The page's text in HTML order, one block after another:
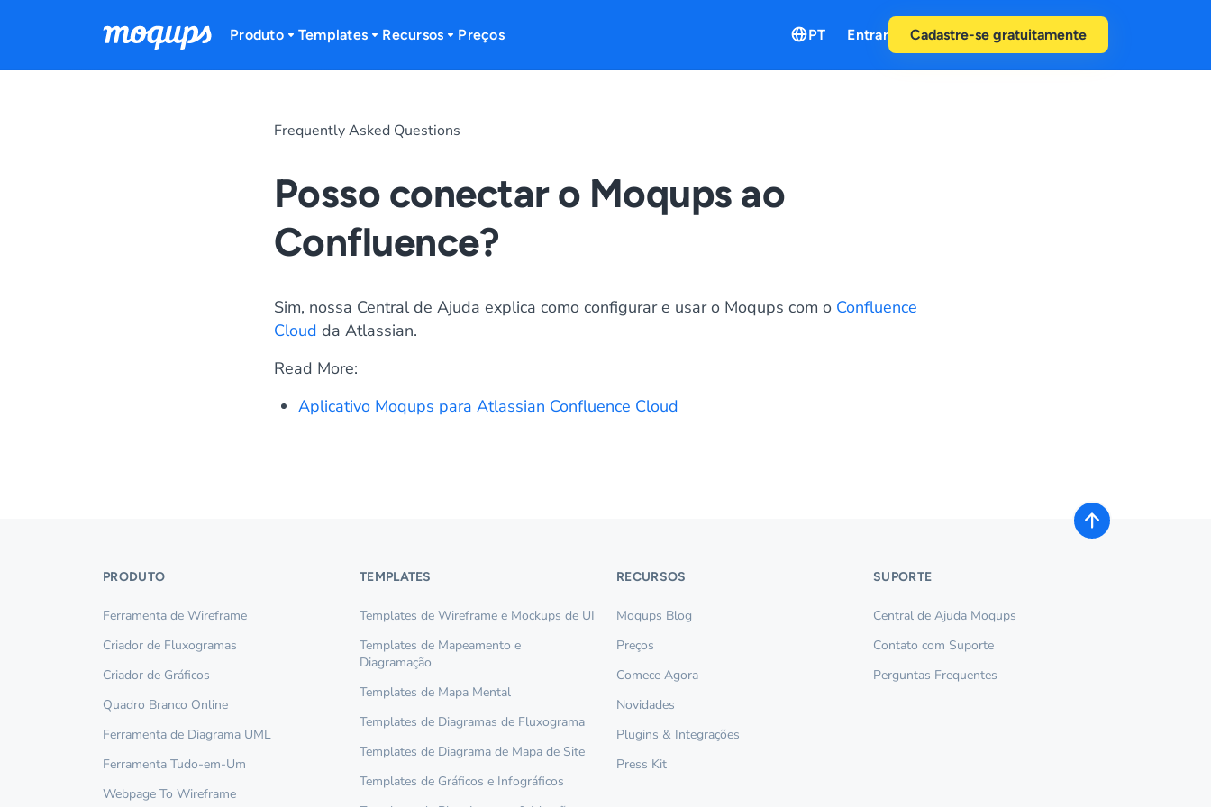
Produto Templates Recursos Preços PT Entrar Cadastre-se gratuitamente
Frequently Asked Questions
Posso conectar o Moqups ao
Confluence?
Sim, nossa Central de Ajuda explica como configurar e usar o Moqups com o Confluence
Cloud da Atlassian.
Read More:
Aplicativo Moqups para Atlassian Confluence Cloud
PRODUTO
Ferramenta de Wireframe
Criador de Fluxogramas
Criador de Gráficos
Quadro Branco Online
Ferramenta de Diagrama UML
Ferramenta Tudo-em-Um
Webpage To Wireframe
TEMPLATES
Templates de Wireframe e Mockups de UI
Templates de Mapeamento e
Diagramação
Templates de Mapa Mental
Templates de Diagramas de Fluxograma
Templates de Diagrama de Mapa de Site
Templates de Gráficos e Infográficos
RECURSOS
Moqups Blog
Preços
Comece Agora
Novidades
Plugins & Integrações
Press Kit
SUPORTE
Central de Ajuda Moqups
Contato com Suporte
Perguntas Frequentes